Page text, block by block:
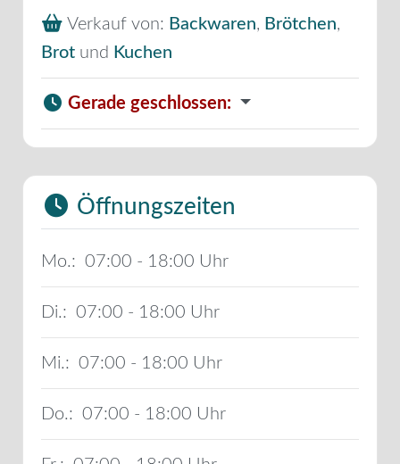
Verkauf von: Backwaren, Brötchen,
Brot und Kuchen
Gerade geschlossen:
Öffnungszeiten
Mo.: 07:00 - 18:00
Di.: 07:00 - 18:00
Mi.: 07:00 - 18:00
Do.: 07:00 - 18:00